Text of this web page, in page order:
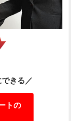
きる／
トの